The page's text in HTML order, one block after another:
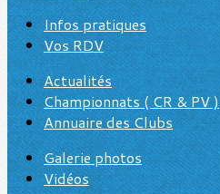
Infos pratiques
Vos RDV
Actualités
Championnats ( CR & PV )
Annuaire des Clubs
Galerie photos
Vidéos